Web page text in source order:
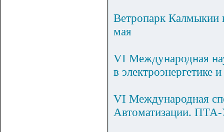
Ветропарк Калмыкии
мая
VI Международная
в
VI Международная
Автоматизации.